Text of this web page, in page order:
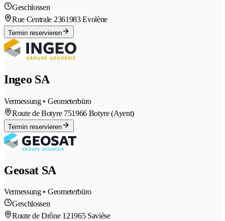
Geschlossen
Rue Centrale 2361983 Evolène
Termin reservieren
Ingeo SA
Vermessung • Geometerbüro
Route de Botyre 751966 Botyre (Ayent)
Termin reservieren
Geosat SA
Vermessung • Geometerbüro
Geschlossen
Route de Drône 121965 Savièse